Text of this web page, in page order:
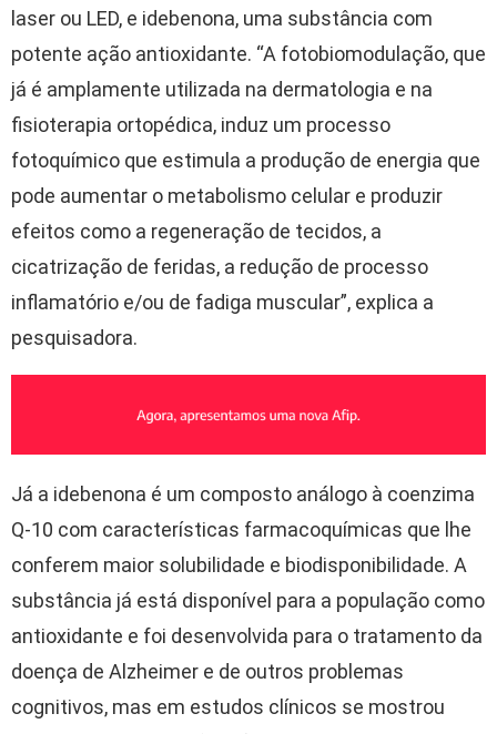
laser ou LED, e idebenona, uma substância com
potente ação antioxidante. “A fotobiomodulação, que
já é amplamente utilizada na dermatologia e na
fisioterapia ortopédica, induz um processo
fotoquímico que estimula a produção de energia que
pode aumentar o metabolismo celular e produzir
efeitos como a regeneração de tecidos, a
cicatrização de feridas, a redução de processo
inflamatório e/ou de fadiga muscular”, explica a
pesquisadora.
Já a idebenona é um composto análogo à coenzima
Q-10 com características farmacoquímicas que lhe
conferem maior solubilidade e biodisponibilidade. A
substância já está disponível para a população como
antioxidante e foi desenvolvida para o tratamento da
doença de Alzheimer e de outros problemas
cognitivos, mas em estudos clínicos se mostrou